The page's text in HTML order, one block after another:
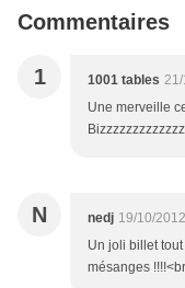
Commentaires
1 1001 tables
Une merveille
N nedj 19/10/
Un joli billet
mésanges